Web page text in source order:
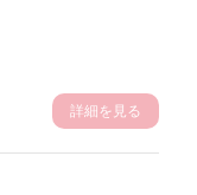
詳細を見る